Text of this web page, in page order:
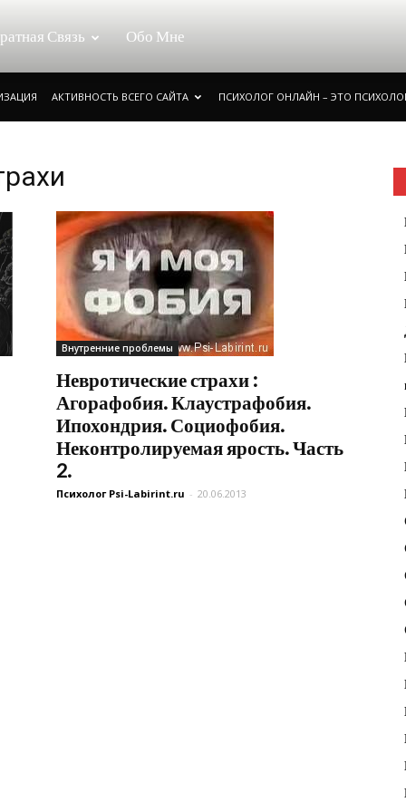
Связь Обо Мне
АКТИВНОСТЬ ВСЕГО САЙТА ПСИХОЛОГ ОНЛАЙН – ЭТО
Внутренние проблемы
Невротические страхи :
Агорафобия. Клаустрафобия.
Ипохондрия. Социофобия.
Неконтролируемая ярость. Часть
2.
Психолог Psi-Labirint.ru - 20.06.2013